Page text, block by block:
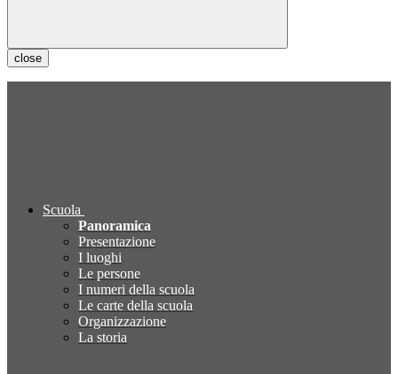
close
Scuola
Panoramica
Presentazione
I luoghi
Le persone
I numeri della scuola
Le carte della scuola
Organizzazione
La storia